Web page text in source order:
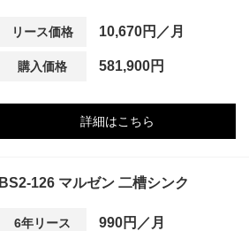
リース価格 10,670円／月
購入価格 581,900円
詳細はこちら
BS2-126 マルゼン 二槽シンク
6年リース 990円／月